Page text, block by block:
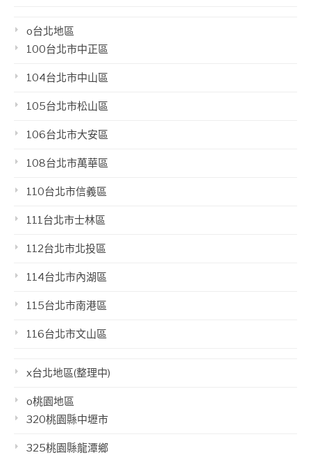
o台北地區
100台北市中正區
104台北市中山區
105台北市松山區
106台北市大安區
108台北市萬華區
110台北市信義區
111台北市士林區
112台北市北投區
114台北市內湖區
115台北市南港區
116台北市文山區
x台北地區(整理中)
o桃園地區
320桃園縣中壢市
325桃園縣龍潭鄉